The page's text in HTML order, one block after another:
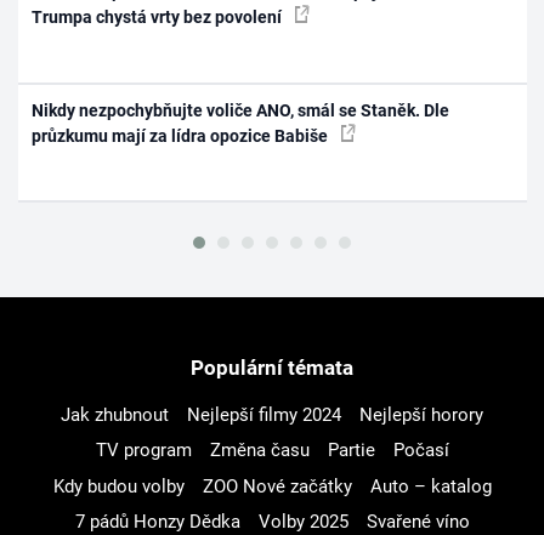
Trumpa chystá vrty bez povolení
Nikdy nezpochybňujte voliče ANO, smál se Staněk. Dle
průzkumu mají za lídra opozice Babiše
Populární témata
Jak zhubnout Nejlepší filmy 2024
Nejlepší horory
TV program
Změna času Partie
Počasí
Kdy budou volby
ZOO Nové začátky
Auto – katalog
7 pádů Honzy Dědka
Volby 2025
Svařené víno